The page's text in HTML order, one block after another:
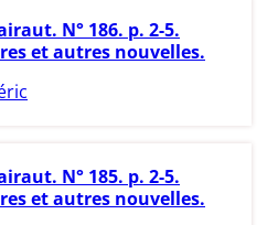
N° 186. p. 2-5.
et autres nouvelles.
N° 185. p. 2-5.
et autres nouvelles.